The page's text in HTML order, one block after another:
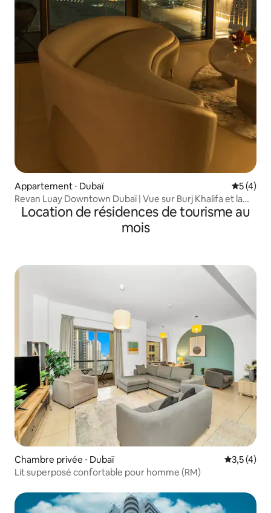
Appartement ⋅ Dubaï
5 (4)
Revan Luay Downtown Dubaï | Vue sur Burj Khalifa et la
fontaine
Location de résidences de tourisme au
mois
Chambre privée ⋅ Dubaï Évaluation
3,5 (4)
Lit superposé confortable pour homme (RM)